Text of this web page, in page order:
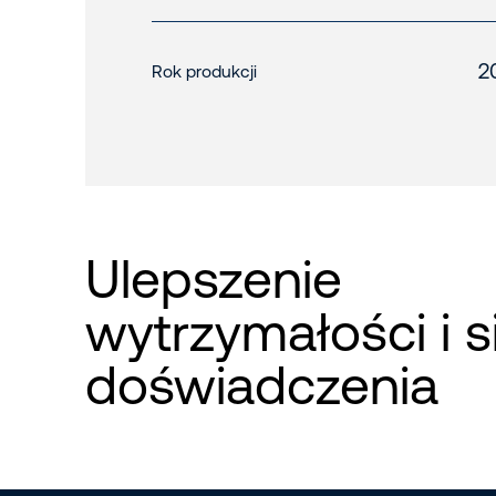
Rok produkcji
Ulepszenie
wytrzymałości i
doświadczenia